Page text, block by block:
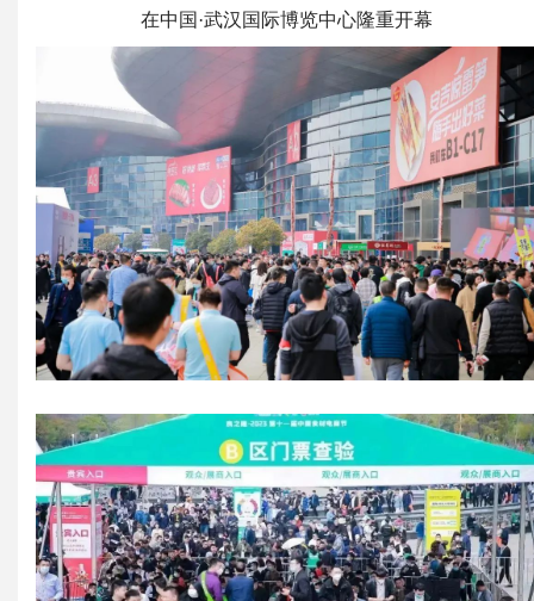
在中国·武汉国际博览中心隆重开幕